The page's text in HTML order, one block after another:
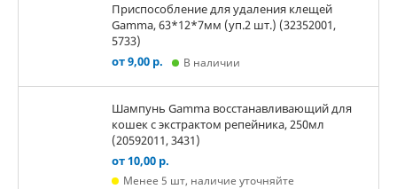
Приспособление для удаления клещей
Gamma, 63*12*7мм (уп.2 шт.) (32352001,
5733)
от 9,00 р.
В наличии
Шампунь Gamma восстанавливающий для
кошек с экстрактом репейника, 250мл
(20592011, 3431)
от 10,00 р.
Менее 5 шт, наличие уточняйте